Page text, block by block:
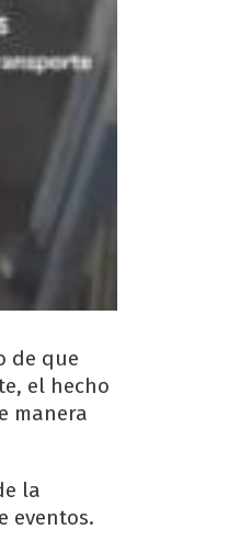
de que
el hecho
manera
la
eventos.